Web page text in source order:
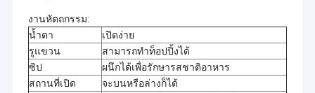
งานหัตถกรรม:
น้ำตา
เปิดง่าย
รูแขวน
สามารถทำท็อปปิ้งได้
ซิป
ผนึกได้เพื่อรักษารสชาติอาหาร
สถานที่เปิด
จะบนหรือล่างก็ได้